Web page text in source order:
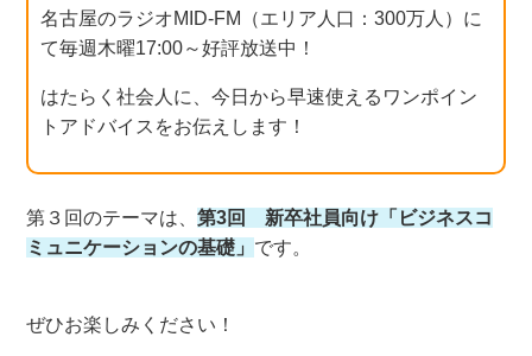
名古屋のラジオMID-FM（エリア人口：300万人）に
て毎週木曜17:00～好評放送中！
はたらく社会人に、今日から早速使えるワンポイン
トアドバイスをお伝えします！
第３回のテーマは、第3回 新卒社員向け「ビジネスコ
ミュニケーションの基礎」 です。
ぜひお楽しみください！